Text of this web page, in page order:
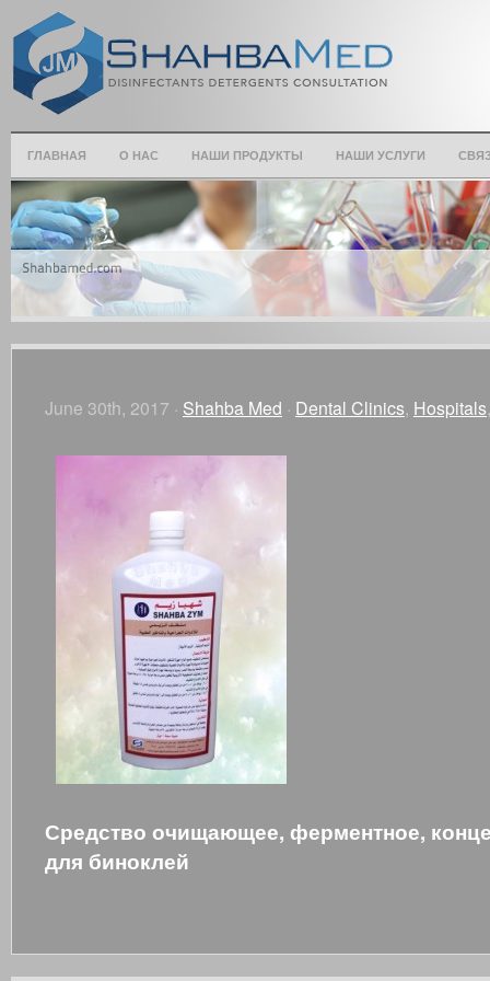
ГЛАВНАЯ О НАС НАШИ ПРОДУКТЫ НАШИ УСЛУГИ
June 30th, 2017 · Shahba Med · Dental Clinics, Hospitals
Средство очищающее, ферментное,
для биноклей